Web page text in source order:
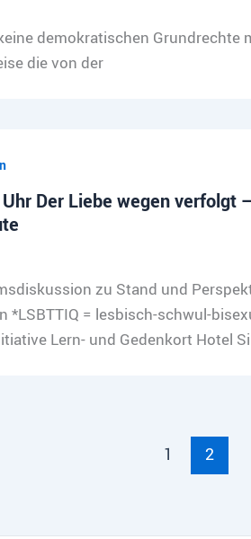
demokratischen
die von der
Der Liebe wegen
zu Stand und
*LSBTTIQ = lesbisch-schwul-
Lern- und Gedenkort Hotel
1 2